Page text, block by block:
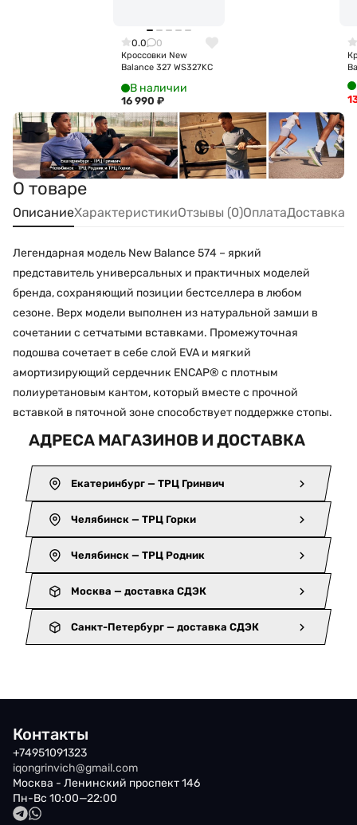
0.0 0
Кроссовки New
Balance 327 WS327KC
В наличии
16 990 ₽
О товаре
ОписаниеХарактеристикиОтзывы (0)ОплатаДоставка
Легендарная модель New Balance 574 – яркий
представитель универсальных и практичных моделей
бренда, сохраняющий позиции бестселлера в любом
сезоне. Верх модели выполнен из натуральной замши в
сочетании с сетчатыми вставками. Промежуточная
подошва сочетает в себе слой EVA и мягкий
амортизирующий сердечник ENCAP® с плотным
полиуретановым кантом, который вместе с прочной
вставкой в пяточной зоне способствует поддержке стопы.
АДРЕСА МАГАЗИНОВ И ДОСТАВКА
Екатеринбург — ТРЦ Гринвич
Челябинск — ТРЦ Горки
Челябинск — ТРЦ Родник
Москва — доставка СДЭК
Санкт-Петербург — доставка СДЭК
Контакты
+74951091323
iqongrinvich@gmail.com
Москва - Ленинский проспект 146
Пн-Вс 10:00—22:00